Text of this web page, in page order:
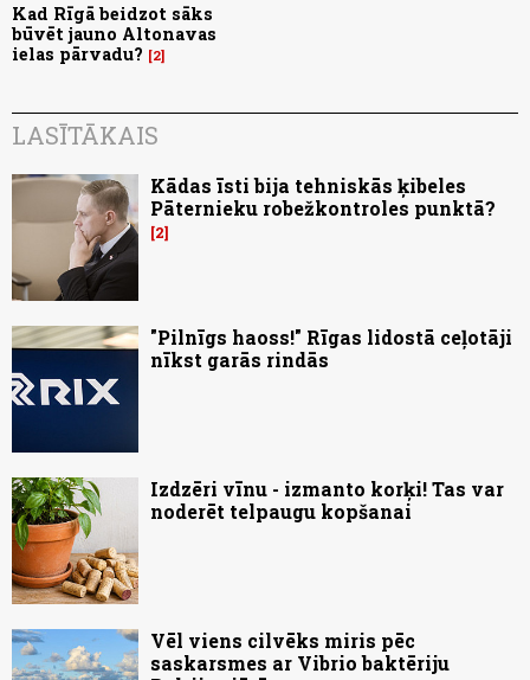
Kad Rīgā beidzot sāks
būvēt jauno Altonavas
ielas pārvadu?
2
LASĪTĀKAIS
Kādas īsti bija tehniskās ķibeles
Pāternieku robežkontroles punktā?
2
"Pilnīgs haoss!" Rīgas lidostā ceļotāji
nīkst garās rindās
Izdzēri vīnu - izmanto korķi! Tas var
noderēt telpaugu kopšanai
Vēl viens cilvēks miris pēc
saskarsmes ar Vibrio baktēriju